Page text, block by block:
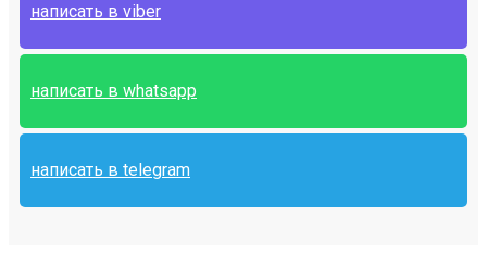
написать в viber
написать в whatsapp
написать в telegram